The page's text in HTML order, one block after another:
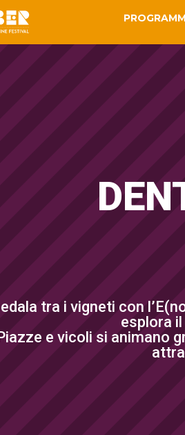
tra i vigneti con
esplora
e vicoli si animano